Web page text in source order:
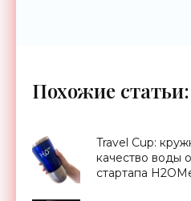
Похожие статьи:
Travel Cup:
качество воды
стартапа